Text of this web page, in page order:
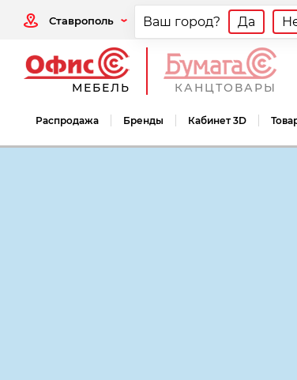
Ставрополь Ваш город? Да
МЕБЕЛЬ КАНЦТОВАРЫ
Распродажа Бренды Кабинет 3D